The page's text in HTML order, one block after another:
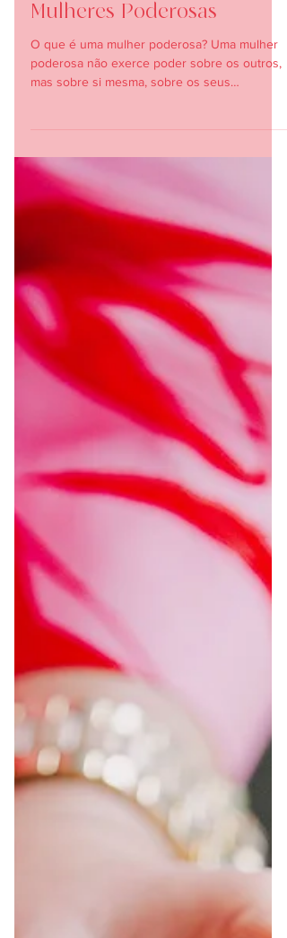
MULHERES PODEROSAS
Mulheres Poderosas
O que é uma mulher poderosa? Uma mulher
poderosa não exerce poder sobre os outros,
processos internos,...